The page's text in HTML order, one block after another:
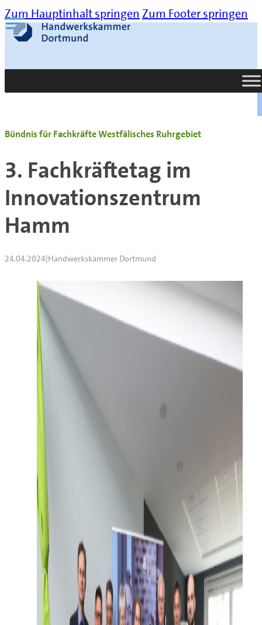
Zum Hauptinhalt springen Zum Footer springen
Suche
Bündnis für Fachkräfte Westfälisches Ruhrgebiet
3. Fachkräftetag im
Innovationszentrum
Hamm
24.04.2024|Handwerkskammer Dortmund